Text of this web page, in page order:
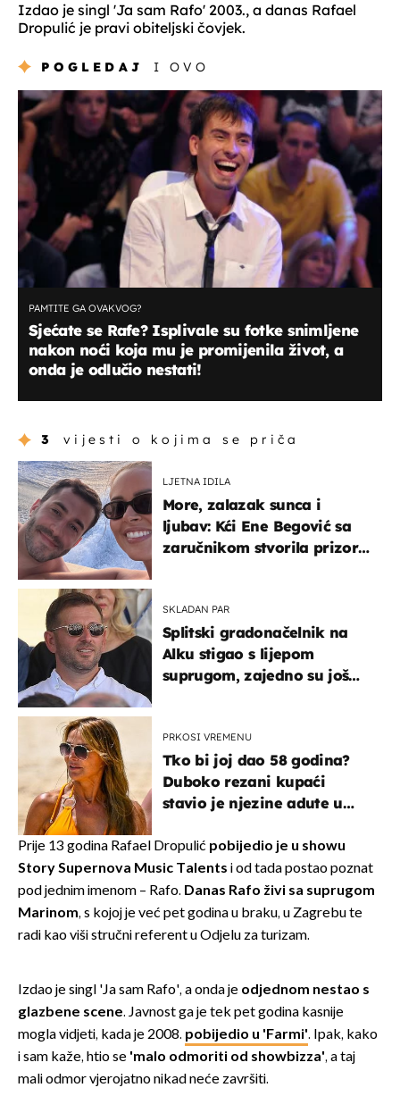
Izdao je singl 'Ja sam Rafo' 2003., a danas Rafael
Dropulić je pravi obiteljski čovjek.
POGLEDAJ I OVO
PAMTITE GA OVAKVOG?
Sjećate se Rafe? Isplivale su fotke snimljene
nakon noći koja mu je promijenila život, a
onda je odlučio nestati!
3 vijesti o kojima se priča
LJETNA IDILA
More, zalazak sunca i
ljubav: Kći Ene Begović sa
zaručnikom stvorila prizor
SKLADAN PAR
Splitski gradonačelnik na
Alku stigao s lijepom
suprugom, zajedno su još
PRKOSI VREMENU
Tko bi joj dao 58 godina?
Duboko rezani kupaći
stavio je njezine adute u
Prije 13 godina Rafael Dropulić pobijedio je u showu
Story Supernova Music Talents i od tada postao poznat
pod jednim imenom – Rafo. Danas Rafo živi sa suprugom
Marinom, s kojoj je već pet godina u braku, u Zagrebu te
radi kao viši stručni referent u Odjelu za turizam.
Izdao je singl 'Ja sam Rafo', a onda je odjednom nestao s
glazbene scene. Javnost ga je tek pet godina kasnije
mogla vidjeti, kada je 2008. pobijedio u 'Farmi'. Ipak, kako
i sam kaže, htio se 'malo odmoriti od showbizza', a taj
mali odmor vjerojatno nikad neće završiti.